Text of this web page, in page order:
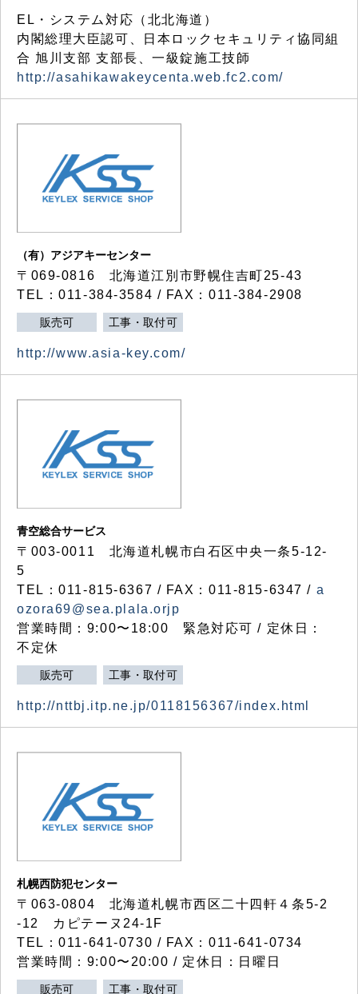
EL・システム対応（北北海道）
内閣総理大臣認可、日本ロックセキュリティ協同組
合 旭川支部 支部長、一級錠施工技師
http://asahikawakeycenta.web.fc2.com/
（有）アジアキーセンター
〒069-0816 北海道江別市野幌住吉町25-43
TEL：011-384-3584 / FAX：011-384-2908
販売可 工事・取付可
http://www.asia-key.com/
青空総合サービス
〒003-0011 北海道札幌市白石区中央一条5-12-
5
TEL：011-815-6367 / FAX：011-815-6347 / a
ozora69@sea.plala.orjp
営業時間：9:00〜18:00 緊急対応可 / 定休日：
不定休
販売可 工事・取付可
http://nttbj.itp.ne.jp/0118156367/index.html
札幌西防犯センター
〒063-0804 北海道札幌市西区二十四軒４条5-2
-12 カピテーヌ24-1F
TEL：011-641-0730 / FAX：011-641-0734
営業時間：9:00〜20:00 / 定休日：日曜日
販売可 工事・取付可